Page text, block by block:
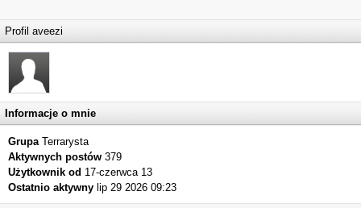
Profil aveezi
Informacje o mnie
GrupaTerrarysta
Aktywnych postów 379
Użytkownik od 17-czerwca 13
Ostatnio aktywny lip 29 2026 09:23